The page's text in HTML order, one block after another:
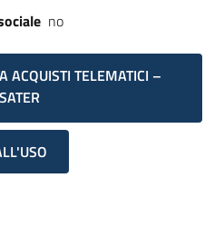
no
ACQUISTI TELEMATICI –
SATER